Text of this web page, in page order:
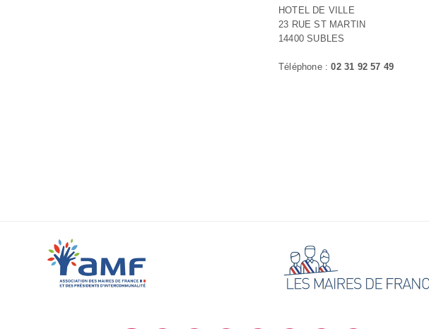
HOTEL DE VILLE
23 RUE ST MARTIN
14400 SUBLES
Téléphone :02 31 92 57 49